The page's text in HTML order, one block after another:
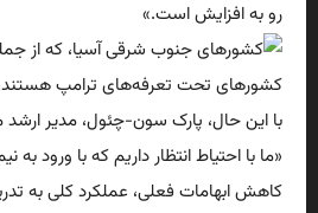
رو به افزایش است.»
با این حال، پارک سون-چئول، مدیر
«ما با احتیاط انتظار داریم که با ورود
کاهش ابهامات فعلی، عملکرد کلی به